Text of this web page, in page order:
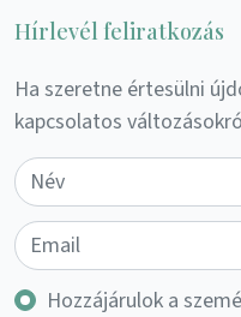
Hírlevél feliratkozás
Ha szeretne értesülni
kapcsolatos
Hozzájárulok a